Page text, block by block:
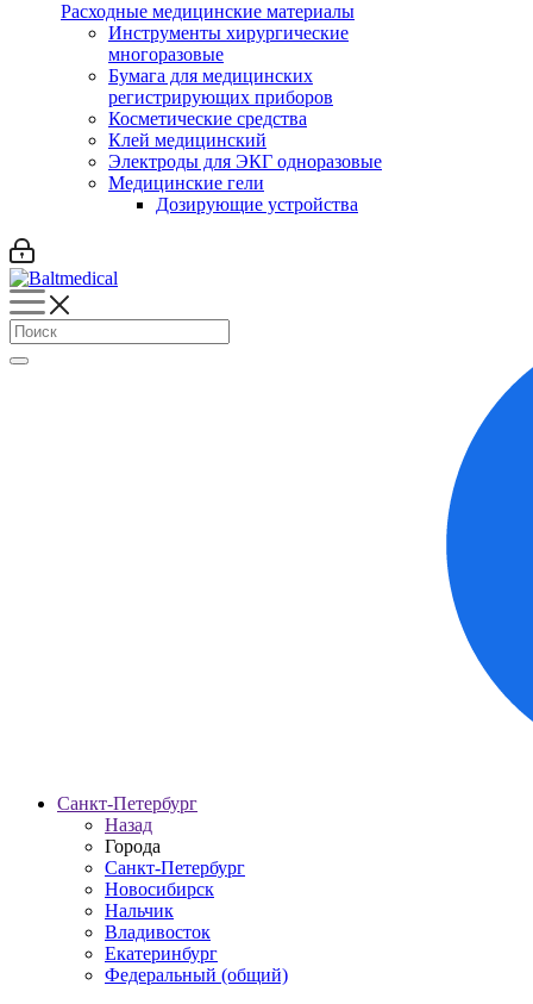
Расходные медицинские материалы
Инструменты хирургические
многоразовые
Бумага для медицинских
регистрирующих приборов
Косметические средства
Клей медицинский
Электроды для ЭКГ одноразовые
Медицинские гели
Дозирующие устройства
Санкт-Петербург
Назад
Города
Санкт-Петербург
Новосибирск
Нальчик
Владивосток
Екатеринбург
Федеральный (общий)